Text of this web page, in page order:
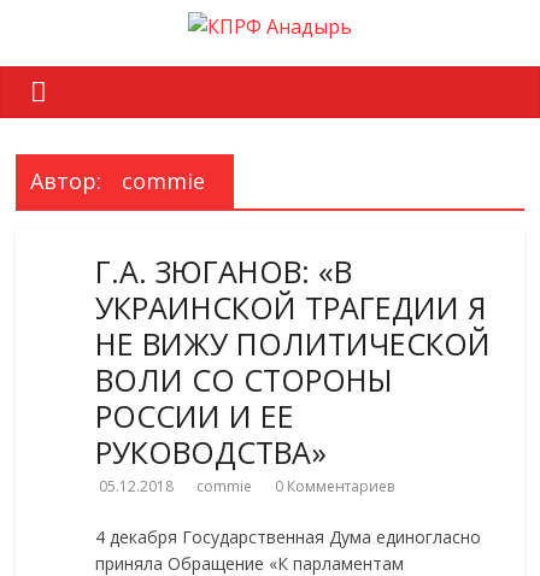
Автор: commie
Г.А. ЗЮГАНОВ: «В
УКРАИНСКОЙ ТРАГЕДИИ Я
НЕ ВИЖУ ПОЛИТИЧЕСКОЙ
ВОЛИ СО СТОРОНЫ
РОССИИ И ЕЕ
РУКОВОДСТВА»
05.12.2018 commie 0 Комментариев
4 декабря Государственная Дума единогласно
приняла Обращение «К парламентам